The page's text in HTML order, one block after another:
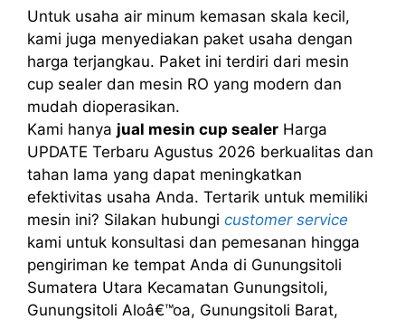
Untuk usaha air minum kemasan skala kecil,
kami juga menyediakan paket usaha dengan
harga terjangkau. Paket ini terdiri dari mesin
cup sealer dan mesin RO yang modern dan
mudah dioperasikan.
Kami hanya jual mesin cup sealer Harga
UPDATE Terbaru Agustus 2026 berkualitas dan
tahan lama yang dapat meningkatkan
efektivitas usaha Anda. Tertarik untuk memiliki
mesin ini? Silakan hubungi customer service
kami untuk konsultasi dan pemesanan hingga
pengiriman ke tempat Anda di Gunungsitoli
Sumatera Utara Kecamatan Gunungsitoli,
Gunungsitoli Aloâ€™oa, Gunungsitoli Barat,